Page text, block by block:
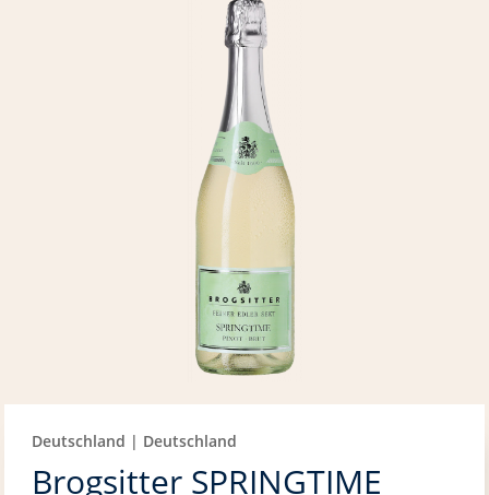
Deutschland | Deutschland
Brogsitter SPRINGTIME